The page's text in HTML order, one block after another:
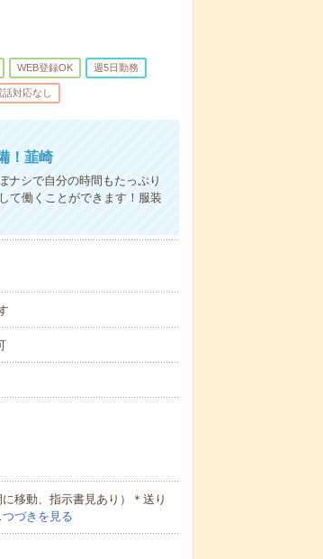
WEB登録OK 週5日勤務
話対応なし
！韮崎
ナシで自分の時間もたっぷり
て働くことができます！服装
移動、指示書見あり）＊送り
つづきを見る